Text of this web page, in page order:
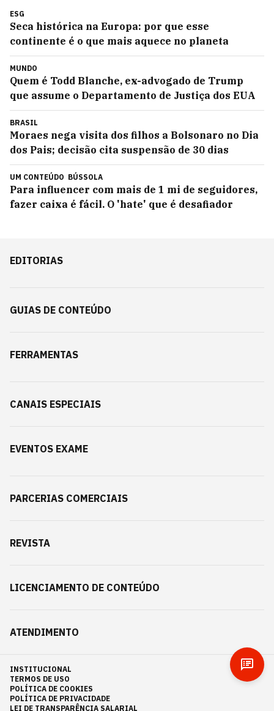
ESG
Seca histórica na Europa: por que esse
continente é o que mais aquece no planeta
MUNDO
Quem é Todd Blanche, ex-advogado de Trump
que assume o Departamento de Justiça dos EUA
BRASIL
Moraes nega visita dos filhos a Bolsonaro no Dia
dos Pais; decisão cita suspensão de 30 dias
UM CONTEÚDO BÚSSOLA
Para influencer com mais de 1 mi de seguidores,
fazer caixa é fácil. O 'hate' que é desafiador
EDITORIAS
GUIAS DE CONTEÚDO
FERRAMENTAS
CANAIS ESPECIAIS
EVENTOS EXAME
PARCERIAS COMERCIAIS
REVISTA
LICENCIAMENTO DE CONTEÚDO
ATENDIMENTO
INSTITUCIONAL
TERMOS DE USO
POLÍTICA DE COOKIES
POLÍTICA DE PRIVACIDADE
LEI DE TRANSPARÊNCIA SALARIAL